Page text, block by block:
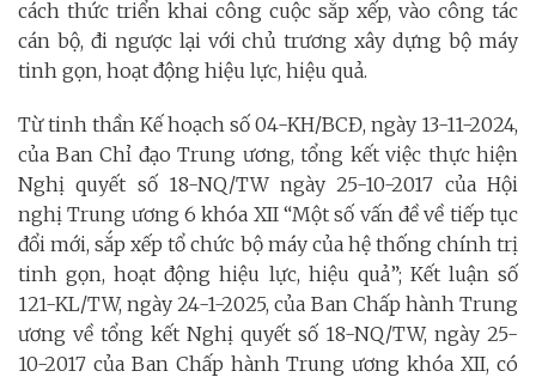
cách thức triển khai công cuộc sắp xếp, vào công tác
cán bộ, đi ngược lại với chủ trương xây dựng bộ máy
tinh gọn, hoạt động hiệu lực, hiệu quả.
Từ tinh thần Kế hoạch số 04-KH/BCĐ, ngày 13-11-2024,
của Ban Chỉ đạo Trung ương, tổng kết việc thực hiện
Nghị quyết số 18-NQ/TW ngày 25-10-2017 của Hội
nghị Trung ương 6 khóa XII “Một số vấn đề về tiếp tục
đổi mới, sắp xếp tổ chức bộ máy của hệ thống chính trị
tinh gọn, hoạt động hiệu lực, hiệu quả”; Kết luận số
121-KL/TW, ngày 24-1-2025, của Ban Chấp hành Trung
ương về tổng kết Nghị quyết số 18-NQ/TW, ngày 25-
10-2017 của Ban Chấp hành Trung ương khóa XII, có